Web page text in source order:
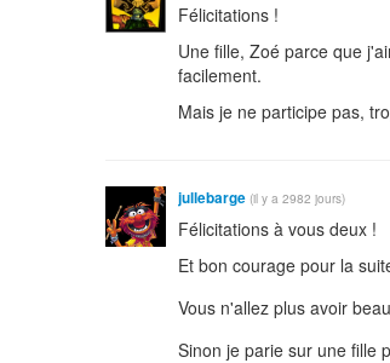
Félicitations !
Une fille, Zoé parce que
facilement.
Mais je ne participe pas,
jullebarge (il y a 2982 jours)
Félicitations à vous deux !
Et bon courage pour la
Vous n'allez plus avoir
Sinon je parie sur une fille